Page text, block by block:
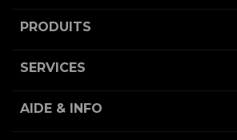
PRODUITS
SERVICES
AIDE & INFO